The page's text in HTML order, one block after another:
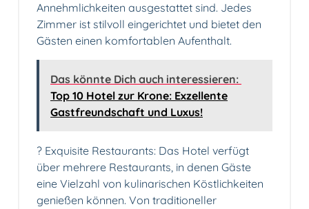
Annehmlichkeiten ausgestattet sind. Jedes
Zimmer ist stilvoll eingerichtet und bietet den
Gästen einen komfortablen Aufenthalt.
Das könnte Dich auch interessieren:
Top 10 Hotel zur Krone: Exzellente
Gastfreundschaft und Luxus!
?️ Exquisite Restaurants: Das Hotel verfügt
über mehrere Restaurants, in denen Gäste
eine Vielzahl von kulinarischen Köstlichkeiten
genießen können. Von traditioneller